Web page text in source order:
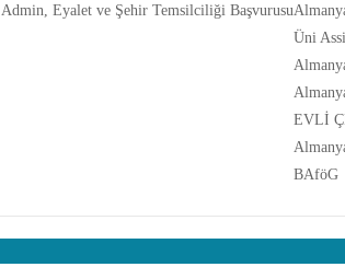
Admin, Eyalet ve Şehir Temsilciliği Başvurusu
Üni
EVLİ
BAföG